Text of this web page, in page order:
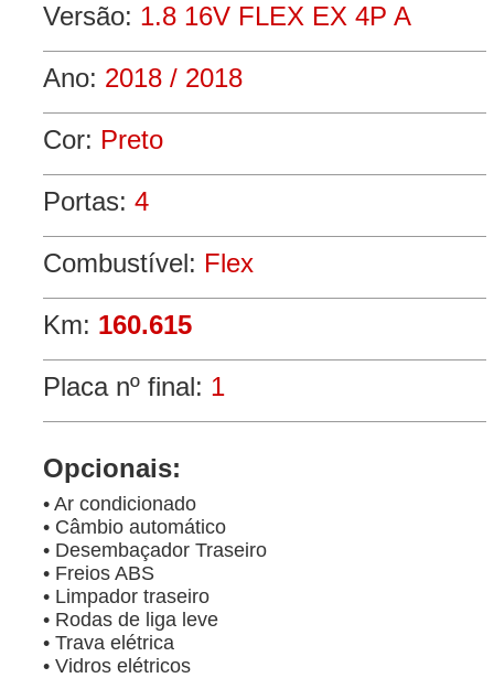
Versão: 1.8 16V FLEX EX 4P A
Ano: 2018 / 2018
Cor: Preto
Portas: 4
Combustível: Flex
Km: 160.615
Placa nº final: 1
Opcionais:
• Ar condicionado
• Câmbio automático
• Desembaçador Traseiro
• Freios ABS
• Limpador traseiro
• Rodas de liga leve
• Trava elétrica
• Vidros elétricos